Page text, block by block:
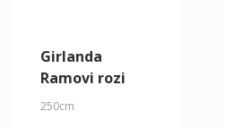
Girlanda
Ramovi rozi
250cm